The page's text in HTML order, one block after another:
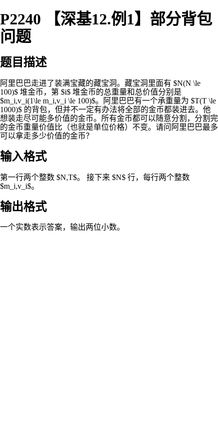
P2240 【深基12.例1】部分背包
问题
题目描述
阿里巴巴走进了装满宝藏的藏宝洞。藏宝洞里面有 $N(N \le
100)$ 堆金币，第 $i$ 堆金币的总重量和总价值分别是
$m_i,v_i(1\le m_i,v_i \le 100)$。阿里巴巴有一个承重量为 $T(T \le
1000)$ 的背包，但并不一定有办法将全部的金币都装进去。他
想装走尽可能多价值的金币。所有金币都可以随意分割，分割完
的金币重量价值比（也就是单位价格）不变。请问阿里巴巴最多
可以拿走多少价值的金币？
输入格式
第一行两个整数 $N,T$。 接下来 $N$ 行，每行两个整数
$m_i,v_i$。
输出格式
一个实数表示答案，输出两位小数。